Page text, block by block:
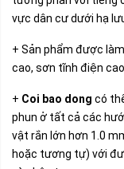
vực dân cư dưới hạ
+ Sản phẩm được
cao, sơn tĩnh điện
+ Coi bao dong có
phun ở tất cả các
vật rắn lớn hơn 1.0
hoặc tương tự) với